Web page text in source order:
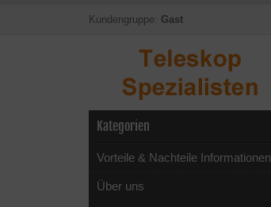
Kundengruppe: Gast
Kategorien
Vorteile & Nachteile Informationen
Über uns